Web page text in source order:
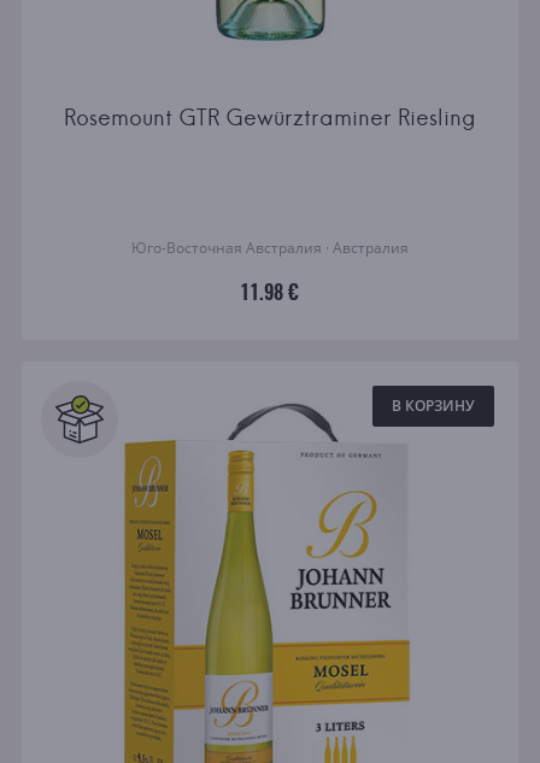
Rosemount GTR Gewürztraminer Riesling
Юго-Восточная Австралия · Австралия
11.98 €
В КОРЗИНУ